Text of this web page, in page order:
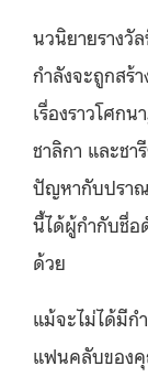
นวนิยายรางวั
กำลังจะถูกสร้
เรื่องราวโศก
ชาลิกา และช
ปัญหากับปราณ
นี้ได้ผู้กำกับชื่อ
ด้วย
แม้จะไม่ได้มีก
แฟนคลับของ